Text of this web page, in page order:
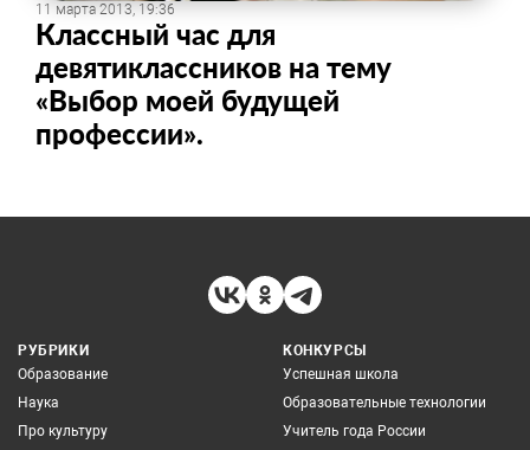
11 марта 2013, 19:36
Классный час для
девятиклассников на тему
«Выбор моей будущей
профессии».
РУБРИКИ
Образование
Наука
Про культуру
КОНКУРСЫ
Успешная школа
Образовательные технологии
Учитель года России